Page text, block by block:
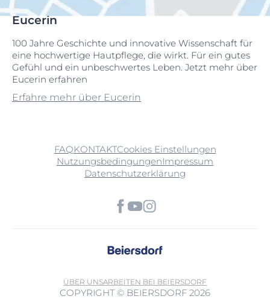
Eucerin
100 Jahre Geschichte und innovative Wissenschaft für
eine hochwertige Hautpflege, die wirkt. Für ein gutes
Gefühl und ein unbeschwertes Leben. Jetzt mehr über
Eucerin erfahren
Erfahre mehr über Eucerin
FAQKONTAKTCookies Einstellungen
NutzungsbedingungenImpressum
Datenschutzerklärung
ÜBER UNSARBEITEN BEI BEIERSDORF
COPYRIGHT © BEIERSDORF 2026